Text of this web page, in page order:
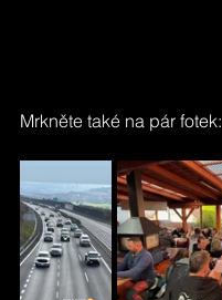
Mrkněte také na pár fotek: